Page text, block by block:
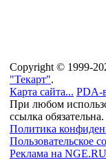
Copyright © 1999-
"Текарт".
Карта сайта... PDA-
При любом
ссылка обязательна.
Политика
Пользовательское
Реклама на NGE.RU